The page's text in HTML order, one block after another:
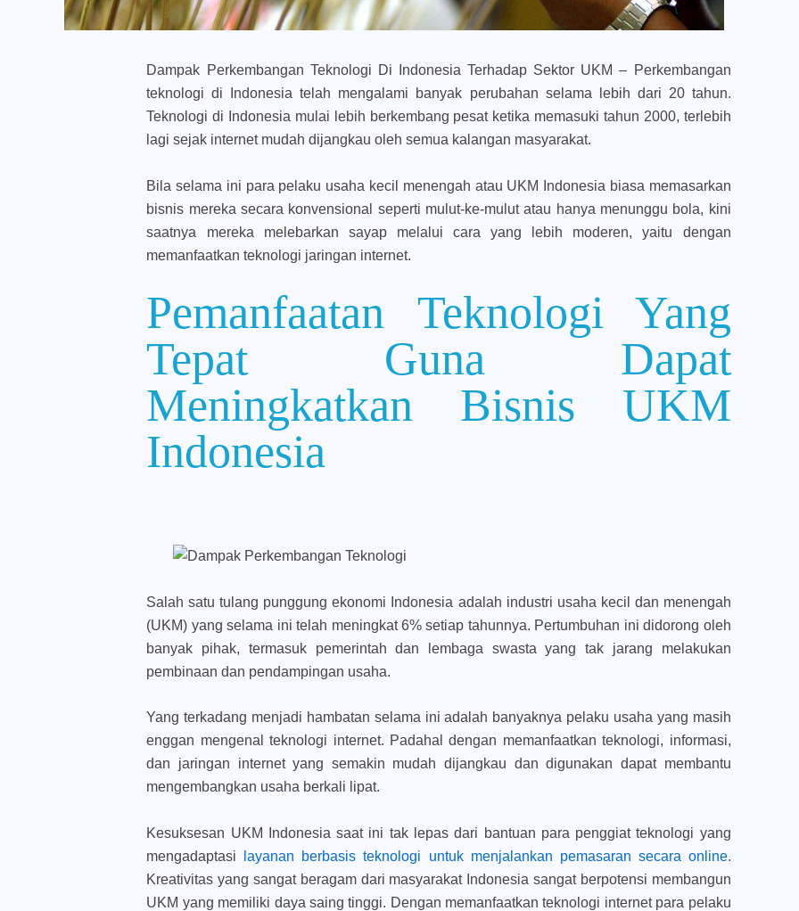
Dampak Perkembangan Teknologi Di Indonesia Terhadap Sektor UKM – Perkembangan
teknologi di Indonesia telah mengalami banyak perubahan selama lebih dari 20 tahun.
Teknologi di Indonesia mulai lebih berkembang pesat ketika memasuki tahun 2000, terlebih
lagi sejak internet mudah dijangkau oleh semua kalangan masyarakat.
Bila selama ini para pelaku usaha kecil menengah atau UKM Indonesia biasa memasarkan
bisnis mereka secara konvensional seperti mulut-ke-mulut atau hanya menunggu bola, kini
saatnya mereka melebarkan sayap melalui cara yang lebih moderen, yaitu dengan
memanfaatkan teknologi jaringan internet.
Pemanfaatan Teknologi Yang
Tepat Guna Dapat
Meningkatkan Bisnis UKM
Indonesia
Salah satu tulang punggung ekonomi Indonesia adalah industri usaha kecil dan menengah
(UKM) yang selama ini telah meningkat 6% setiap tahunnya. Pertumbuhan ini didorong oleh
banyak pihak, termasuk pemerintah dan lembaga swasta yang tak jarang melakukan
pembinaan dan pendampingan usaha.
Yang terkadang menjadi hambatan selama ini adalah banyaknya pelaku usaha yang masih
enggan mengenal teknologi internet. Padahal dengan memanfaatkan teknologi, informasi,
dan jaringan internet yang semakin mudah dijangkau dan digunakan dapat membantu
mengembangkan usaha berkali lipat.
Kesuksesan UKM Indonesia saat ini tak lepas dari bantuan para penggiat teknologi yang
mengadaptasi
layanan berbasis teknologi untuk menjalankan pemasaran secara online.
Kreativitas yang sangat beragam dari masyarakat Indonesia sangat berpotensi membangun
UKM yang memiliki daya saing tinggi. Dengan memanfaatkan teknologi internet para pelaku